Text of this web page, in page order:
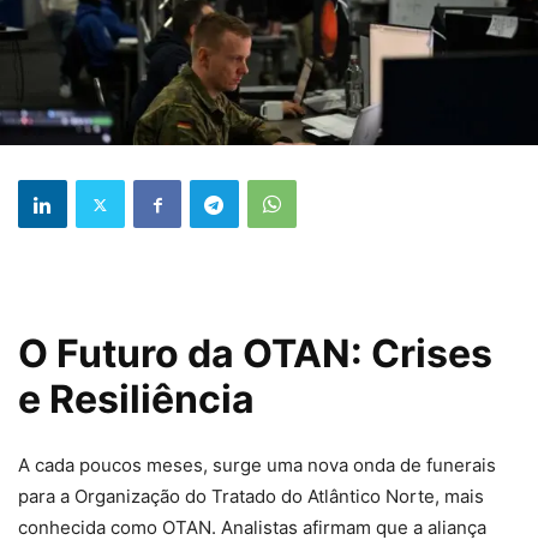
O Futuro da OTAN: Crises
e Resiliência
A cada poucos meses, surge uma nova onda de funerais
para a Organização do Tratado do Atlântico Norte, mais
conhecida como OTAN. Analistas afirmam que a aliança